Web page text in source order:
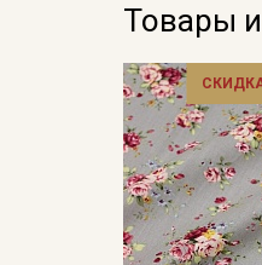
Товары
СКИДКА